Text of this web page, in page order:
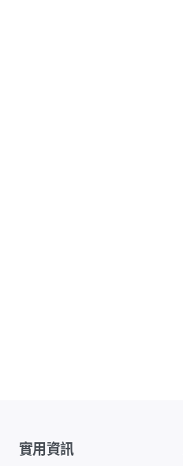
實用資訊